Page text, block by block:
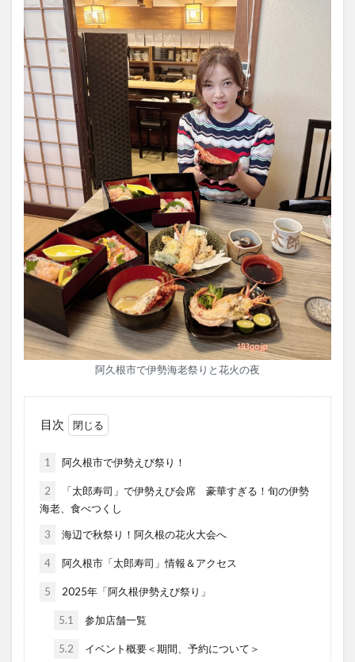
阿久根市で伊勢海老祭りと花火の夜
目次
1 阿久根市で伊勢えび祭り！
2
「太郎寿司」で伊勢えび会席 豪華すぎる！旬の伊勢
海老、食べつくし
3 海辺で秋祭り！阿久根の花火大会へ
4 阿久根市「太郎寿司」情報＆アクセス
5 2025年「阿久根伊勢えび祭り」
5.1 参加店舗一覧
5.2 イベント概要＜期間、予約について＞